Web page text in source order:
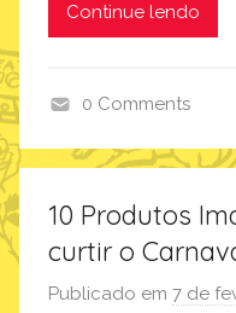
Continue lendo
r
d
u
t
0 Comments
10 Produtos
curtir o
Publicado em 7 de